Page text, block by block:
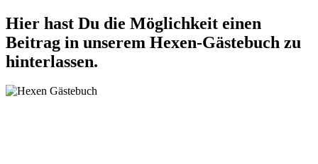
Hier hast Du die Möglichkeit einen
Beitrag in unserem Hexen-Gästebuch zu
hinterlassen.